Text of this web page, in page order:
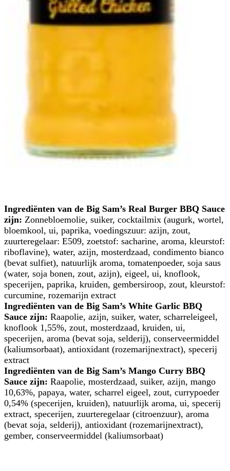
Ingrediënten van de Big Sam’s Real Burger BBQ Sauce
zijn: Zonnebloemolie, suiker, cocktailmix (augurk, wortel,
bloemkool, ui, paprika, voedingszuur: azijn, zout,
zuurteregelaar: E509, zoetstof: sacharine, aroma, kleurstof:
riboflavine), water, azijn, mosterdzaad, condimento bianco
(bevat sulfiet), natuurlijk aroma, tomatenpoeder, soja saus
(water, soja bonen, zout, azijn), eigeel, ui, knoflook,
specerijen, paprika, kruiden, gembersiroop, zout, kleurstof:
curcumine, rozemarijn extract
Ingrediënten van de Big Sam’s White Garlic BBQ
Sauce zijn: Raapolie, azijn, suiker, water, scharreleigeel,
knoflook 1,55%, zout, mosterdzaad, kruiden, ui,
specerijen, aroma (bevat soja, selderij), conserveermiddel
(kaliumsorbaat), antioxidant (rozemarijnextract), specerij
extract
Ingrediënten van de Big Sam’s Mango Curry BBQ
Sauce zijn: Raapolie, mosterdzaad, suiker, azijn, mango
10,63%, papaya, water, scharrel eigeel, zout, currypoeder
0,54% (specerijen, kruiden), natuurlijk aroma, ui, specerij
extract, specerijen, zuurteregelaar (citroenzuur), aroma
(bevat soja, selderij), antioxidant (rozemarijnextract),
gember, conserveermiddel (kaliumsorbaat)